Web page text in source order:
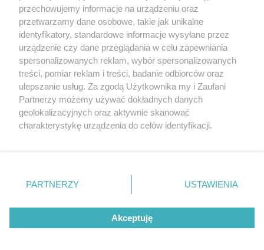
tym także elektroniczny lub mechaniczny) na jakimkolwiek polu
eksploatacji w jakiejkolwiek formie, włącznie z umieszczaniem w
Internecie bez pisemnej zgody właściciela praw. Jakiekolwiek użycie lub
wykorzystanie utworów w całości lub w części z naruszeniem prawa,
tzn. bez właściwej zgody, jest zabronione pod groźbą kary i może być
ścigane prawnie.
© 2026 Grupa ZPR Media
przechowujemy informacje na urządzeniu oraz
przetwarzamy dane osobowe, takie jak unikalne
identyfikatory, standardowe informacje wysyłane przez
urządzenie czy dane przeglądania w celu zapewniania
spersonalizowanych reklam, wybór spersonalizowanych
treści, pomiar reklam i treści, badanie odbiorców oraz
ulepszanie usług. Za zgodą Użytkownika my i Zaufani
Partnerzy możemy używać dokładnych danych
geolokalizacyjnych oraz aktywnie skanować
charakterystykę urządzenia do celów identyfikacji.
zmienić/wycofać klikając przycisk ustawień prywatności
znajdujący się w lewym dolnym rogu strony
rodzaje przetwarzania danych nie wymagają zgody
użytkownika, ale masz prawo sprzeciwić się takiemu
przetwarzaniu. Preferencje będą miały zastosowanie tylko
PARTNERZY USTAWIENIA
Akceptuję